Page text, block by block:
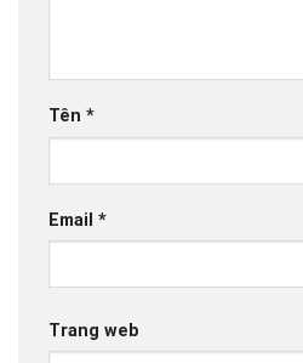
Tên *
Email *
Trang web